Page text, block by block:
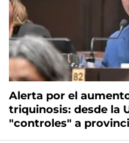
Alerta por el
triquinosis: desde la
"controles" a